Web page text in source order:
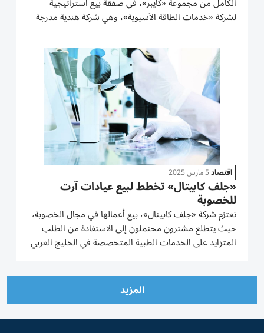
لشركة «خدمات الطاقة الآسيوية»، وهي شركة هندية مدرجة
في بورصة بومباي والبورصة الوطنية الهندية المحدودة. تأتي
هذه الصفقة في أعقاب صفقة بيع ناجحة لعمليات «كايبر
أستراليا»...
اقتصاد5 مارس 2025
«جلف كابيتال» تخطط لبيع عيادات آرت
للخصوبة
تعتزم شركة «جلف كابيتال»، بيع أعمالها في مجال الخصوبة،
حيث يتطلع مشترون محتملون إلى الاستفادة من الطلب
المتزايد على الخدمات الطبية المتخصصة في الخليج العربي
المزيد